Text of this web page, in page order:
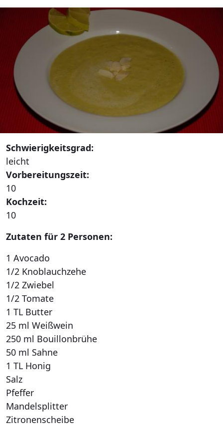
Schwierigkeitsgrad:
leicht
Vorbereitungszeit:
10
Kochzeit:
10
Zutaten für 2 Personen:
1 Avocado
1/2 Knoblauchzehe
1/2 Zwiebel
1/2 Tomate
1 TL Butter
25 ml Weißwein
250 ml Bouillonbrühe
50 ml Sahne
1 TL Honig
Salz
Pfeffer
Mandelsplitter
Zitronenscheibe